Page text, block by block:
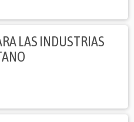
LAS INDUSTRIAS